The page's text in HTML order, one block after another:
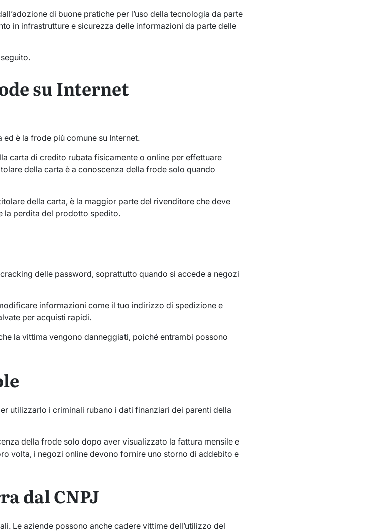
di buone pratiche per l’uso della tecnologia da parte
in infrastrutture e sicurezza delle informazioni da parte delle
su Internet
è la frode più comune su Internet.
carta di credito rubata fisicamente o online per effettuare
della carta è a conoscenza della frode solo quando
della carta, è la maggior parte del rivenditore che deve
la perdita del prodotto spedito.
delle password, soprattutto quando si accede a negozi
informazioni come il tuo indirizzo di spedizione e
per acquisti rapidi.
la vittima vengono danneggiati, poiché entrambi possono
utilizzarlo i criminali rubano i dati finanziari dei parenti della
della frode solo dopo aver visualizzato la fattura mensile e
volta, i negozi online devono fornire uno storno di addebito e
dal CNPJ
Le aziende possono anche cadere vittime dell’utilizzo del